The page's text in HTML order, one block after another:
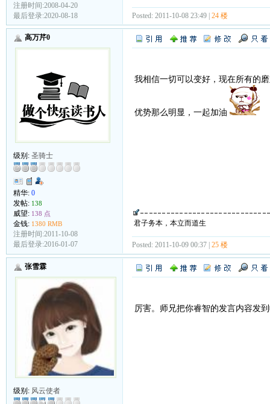
注册时间:2008-04-20
最后登录:2020-08-18
Posted: 2011-10-08 23:49 | 24 楼
高万芹0
级别: 圣骑士
精华: 0
发帖: 138
威望: 138 点
金钱: 1380 RMB
注册时间:2011-10-08
最后登录:2016-01-07
我相信一切可以变好，现在所有的
优势那么明显，一起加油
君子务本，本立而道生
Posted: 2011-10-09 00:37 | 25 楼
张雪霖
级别: 风云使者
厉害。师兄把你睿智的发言内容发